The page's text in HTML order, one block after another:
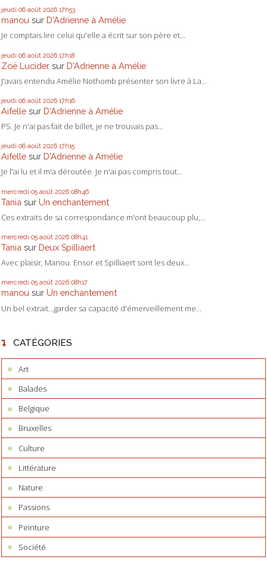
jeudi 06 août 2026 17h53
manou sur D'Adrienne à Amélie
Je comptais lire celui qu'elle a écrit sur son père et...
jeudi 06 août 2026 17h18
Zoë Lucider sur D'Adrienne à Amélie
J'avais entendu Amélie Nothomb présenter son livre à La...
jeudi 06 août 2026 17h16
Aifelle sur D'Adrienne à Amélie
PS. Je n'ai pas fait de billet, je ne trouvais pas...
jeudi 06 août 2026 17h15
Aifelle sur D'Adrienne à Amélie
Je l'ai lu et il m'a déroutée. Je n'ai pas compris tout...
mercredi 05 août 2026 08h46
Tania sur Un enchantement
Ces extraits de sa correspondance m'ont beaucoup plu,...
mercredi 05 août 2026 08h41
Tania sur Deux Spilliaert
Avec plaisir, Manou. Ensor et Spilliaert sont les deux...
mercredi 05 août 2026 08h17
manou sur Un enchantement
Un bel extrait...garder sa capacité d'émerveillement me...
CATÉGORIES
Art
Balades
Belgique
Bruxelles
Culture
Littérature
Nature
Passions
Peinture
Société